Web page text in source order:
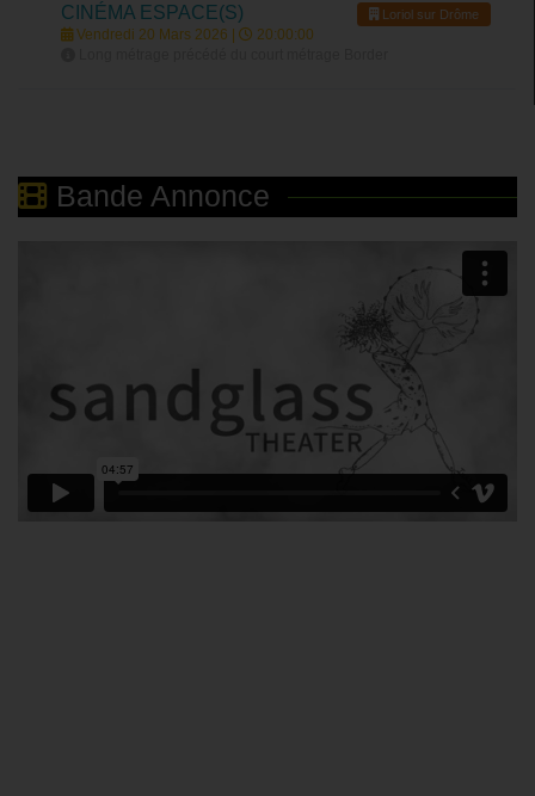
CINÉMA ESPACE(S) Loriol sur Drôme
Vendredi 20 Mars 2026 |
20:00:00
Bande Annonce